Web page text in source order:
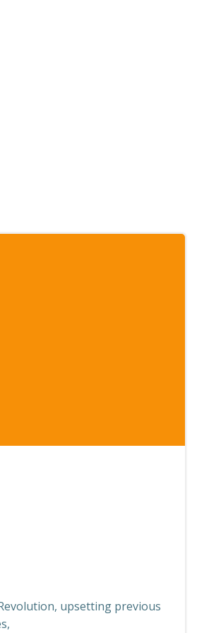
upsetting previous